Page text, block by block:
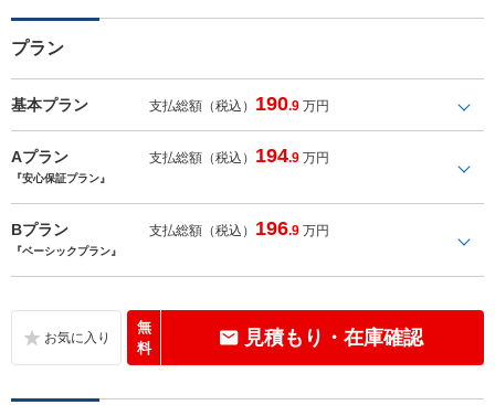
プラン
基本プラン 支払総額（税込） 190.9 万円
Aプラン 支払総額（税込） 194.9 万円
『安心保証プラン』
Bプラン 支払総額（税込） 196.9 万円
『ベーシックプラン』
無
料
見積もり・在庫確認